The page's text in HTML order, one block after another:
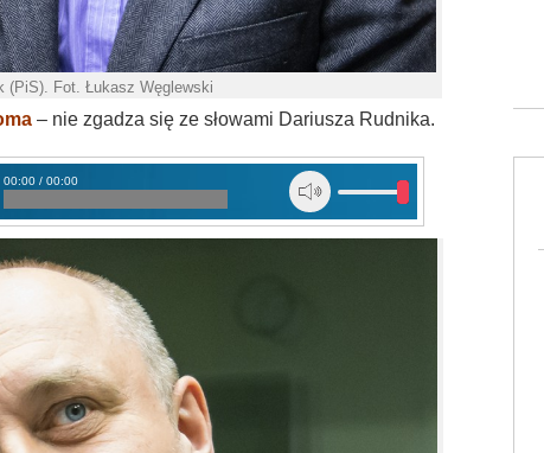
(PiS). Fot. Łukasz Węglewski
– nie zgadza się ze słowami Dariusza Rudnika.
00:00 / 00:00